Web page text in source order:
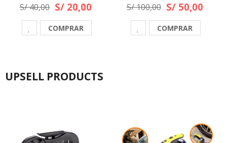
S/ 20,00
S/ 40,00
COMPRAR
S/ 50,00
S/ 100,00
COMPRAR
UPSELL PRODUCTS